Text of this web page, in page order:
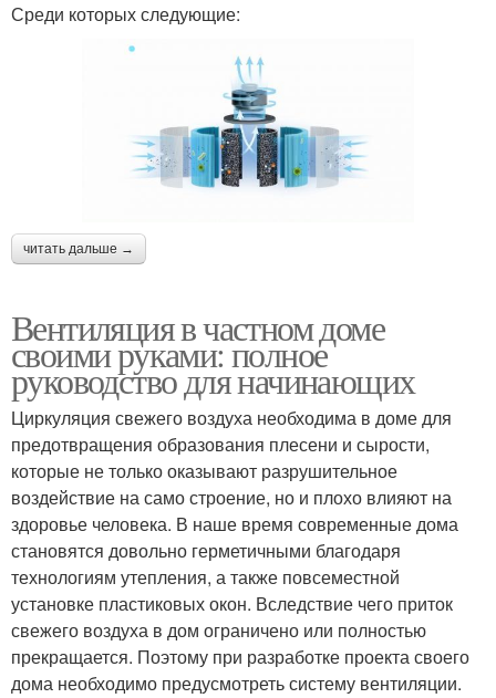
Среди которых следующие:
читать дальше →
Вентиляция в частном доме
своими руками: полное
руководство для начинающих
Циркуляция свежего воздуха необходима в доме для
предотвращения образования плесени и сырости,
которые не только оказывают разрушительное
воздействие на само строение, но и плохо влияют на
здоровье человека. В наше время современные дома
становятся довольно герметичными благодаря
технологиям утепления, а также повсеместной
установке пластиковых окон. Вследствие чего приток
свежего воздуха в дом ограничено или полностью
прекращается. Поэтому при разработке проекта своего
дома необходимо предусмотреть систему вентиляции.